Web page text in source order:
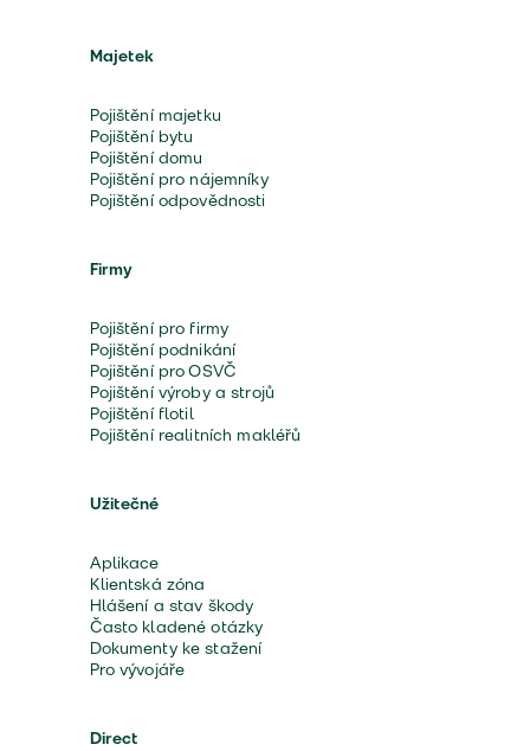
Majetek
Pojištění majetku
Pojištění bytu
Pojištění domu
Pojištění pro nájemníky
Pojištění odpovědnosti
Firmy
Pojištění pro firmy
Pojištění podnikání
Pojištění pro OSVČ
Pojištění výroby a strojů
Pojištění flotil
Pojištění realitních makléřů
Užitečné
Aplikace
Klientská zóna
Hlášení a stav škody
Často kladené otázky
Dokumenty ke stažení
Pro vývojáře
Direct